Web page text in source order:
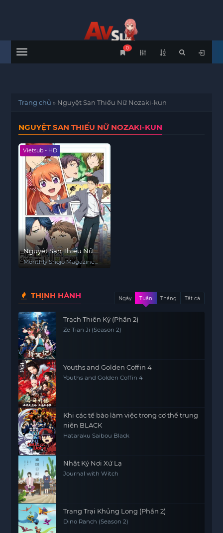
Menu
0
Trang chủ » Nguyệt San Thiếu Nữ Nozaki-kun
NGUYỆT SAN THIẾU NỮ NOZAKI-KUN
Vietsub - HD
Nguyệt San Thiếu Nữ
Nozaki-kun
Monthly Shojo Magazine
THỊNH HÀNH Ngày Tuần Tháng Tất cả
Trạch Thiên Ký (Phần 2)
Ze Tian Ji (Season 2)
Youths and Golden Coffin 4
Youths and Golden Coffin 4
Khi các tế bào làm việc trong cơ thể trung
niên BLACK
Hataraku Saibou Black
Nhật Ký Nơi Xứ Lạ
Journal with Witch
Trang Trại Khủng Long (Phần 2)
Dino Ranch (Season 2)